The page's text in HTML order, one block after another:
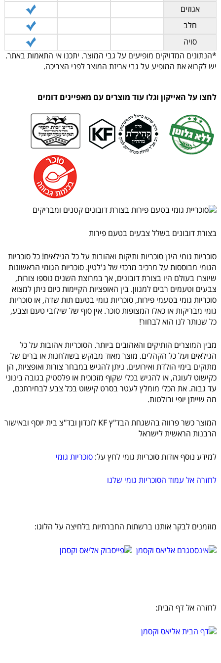
אגוזים
חלב
סויה
*הנתונים המדויקים מופיעים על גבי המוצר. יתכנו אי התאמות באתר.
יש לקרוא את המופיע על גבי אריזת המוצר לפני הצריכה.
לחצו על האייקון וגלו עוד מוצרים עם מאפיינים דומים
בצורת דובונים בשלל צבעים בטעם פירות
סוכריות גומי הינן סוכריות ותיקות ואהובות על כל הגילאים! כל סוכריות
הגומי מבוססות על מרכיב מרכזי של ג'לטין. סוכריות הגומי הראשונות
שיוצרו בעולם היו בצורת דובונים, אך במרוצת השנים נוספו צורות,
צבעים וטעמים רבים למגוון. בין האופציות הקיימות כיום ניתן למצוא
סוכריות גומי בטעמי פירות, סוכריות גומי בטעם תות שדה, או סוכריות
גומי מבריקות או כאלו המצופות סוכר. אין סוף של שילובי טעם וצבע,
כל שנותר לנו הוא לבחור!
מבין המוצרים הותיקים והאהובים ביותר. הסוכריות אהובות על כל
הגילאים ועל כל הקהלים. מוצר מאוד מבוקש בשולחנות או ברים של
מתוקים בימי הולדת ואירועים. ניתן להגיש במבחר צורות ואופציות, הן
כקישוט לעוגה, או להגיש בכלי שקוף מזכוכית או פלסטיק בגובה בינוני
עד גבוה. את הכלי מומלץ לעטר בסרט קישוט בכל צבע לבחירתכם,
מה שייתן יופי ובולטות.
המוצר כשר פרווה בהשגחת הבד"ץ KF לונדון ובד"צ בית יוסף ובאישור
הרבנות הראשית לישראל
למידע נוסף אודות סוכריות גומי לחץ על: סוכריות גומי
לחזרה אל עמוד הסוכריות גומי שלנו
מוזמנים לבקר אותנו ברשתות החברתיות בלחיצה על הלוגו:
לחזרה אל דף הבית: